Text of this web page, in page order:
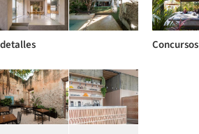
detalles Concursos